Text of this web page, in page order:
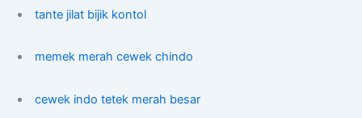
tante jilat bijik kontol
memek merah cewek chindo
cewek indo tetek merah besar